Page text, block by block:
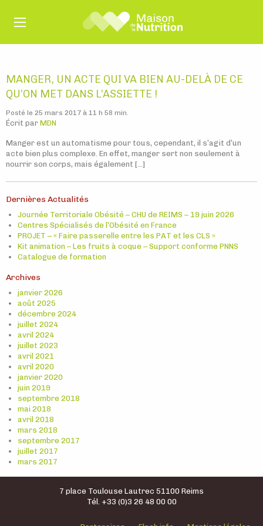
MANGER, UN ACTE QUI VA BIEN AU-DELÀ DE CE
QU’ON MET DANS L’ASSIETTE !
Posté le 25 mars 2017 à 11 h 58 min.
Écrit par MDN
Manger est un automatisme pour tous, cependant, il s’agit d’un
acte bien plus complexe. En effet, manger sert non seulement à
nourrir son corps, mais également […]
Dernières Actualités
Journée Territoriale Obésité – CHU de REIMS – 19 juin 2026
Centres Spécialisés de l’Obésité en France
PROJET – « Faire passerelle entre les PAT et les CLS »
Kit animation – Les fruits à coque – Support conforme PNNS
Catalogue de formation
Archives
janvier 2026
août 2025
décembre 2024
juillet 2024
avril 2024
juillet 2023
avril 2021
avril 2020
janvier 2020
juin 2019
septembre 2018
mai 2018
avril 2018
mars 2018
septembre 2017
juillet 2017
mars 2017
7 place Toulouse Lautrec 51100 Reims
Tél. +33 (0)3 26 48 00 00